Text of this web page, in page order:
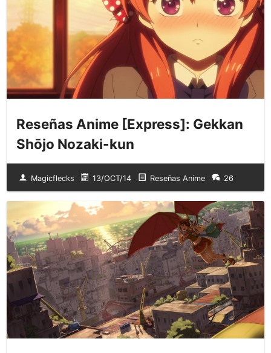
Reseñas Anime [Express]: Gekkan
Shōjo Nozaki-kun
Magicflecks 13/OCT/14 Reseñas Anime 26